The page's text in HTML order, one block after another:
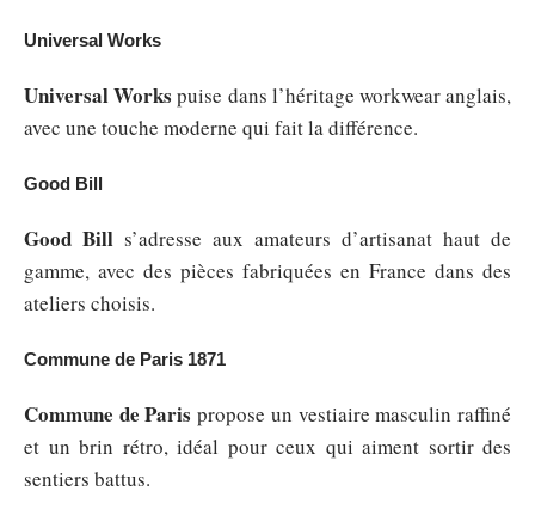
Universal Works
Universal Works puise dans l’héritage workwear anglais,
avec une touche moderne qui fait la différence.
Good Bill
Good Bill s’adresse aux amateurs d’artisanat haut de
gamme, avec des pièces fabriquées en France dans des
ateliers choisis.
Commune de Paris 1871
Commune de Paris propose un vestiaire masculin raffiné
et un brin rétro, idéal pour ceux qui aiment sortir des
sentiers battus.